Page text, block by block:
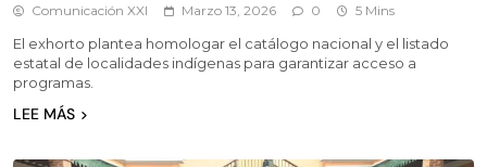
Comunicación XXI Marzo 13, 2026 0 5 Mins
El exhorto plantea homologar el catálogo nacional y el listado
estatal de localidades indígenas para garantizar acceso a
programas.
LEE MÁS